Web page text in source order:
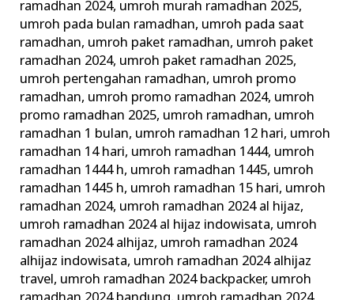
ramadhan 2024, umroh murah ramadhan 2025,
umroh pada bulan ramadhan, umroh pada saat
ramadhan, umroh paket ramadhan, umroh paket
ramadhan 2024, umroh paket ramadhan 2025,
umroh pertengahan ramadhan, umroh promo
ramadhan, umroh promo ramadhan 2024, umroh
promo ramadhan 2025, umroh ramadhan, umroh
ramadhan 1 bulan, umroh ramadhan 12 hari, umroh
ramadhan 14 hari, umroh ramadhan 1444, umroh
ramadhan 1444 h, umroh ramadhan 1445, umroh
ramadhan 1445 h, umroh ramadhan 15 hari, umroh
ramadhan 2024, umroh ramadhan 2024 al hijaz,
umroh ramadhan 2024 al hijaz indowisata, umroh
ramadhan 2024 alhijaz, umroh ramadhan 2024
alhijaz indowisata, umroh ramadhan 2024 alhijaz
travel, umroh ramadhan 2024 backpacker, umroh